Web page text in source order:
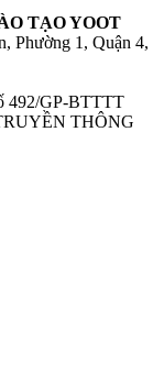
TẠO YOOT
Phường 1, Quận 4,
492/GP-BTTTT
THÔNG